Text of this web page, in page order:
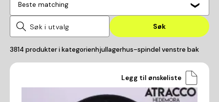
Beste matching
Søk
3814 produkter i kategorienhjullagerhus-spindel venstre bak
Legg til ønskeliste